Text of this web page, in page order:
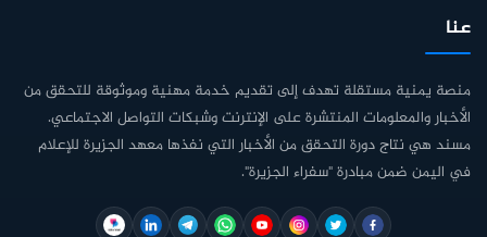
عنا
منصة يمنية مستقلة تهدف إلى تقديم خدمة مهنية وموثوقة للتحقق من
الأخبار والمعلومات المنتشرة على الإنترنت وشبكات التواصل الاجتماعي.
مسند هي نتاج دورة التحقق من الأخبار التي نفذها معهد الجزيرة للإعلام
في اليمن ضمن مبادرة "سفراء الجزيرة".